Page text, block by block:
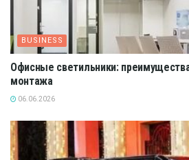
BUSINESS
Офисные светильники:
монтажа
06.06.2026